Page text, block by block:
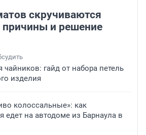
скручиваются
причины и решение
чайников: гайд от набора петель
изделия
колоссальные»: как
едет на автодоме из Барнаула в